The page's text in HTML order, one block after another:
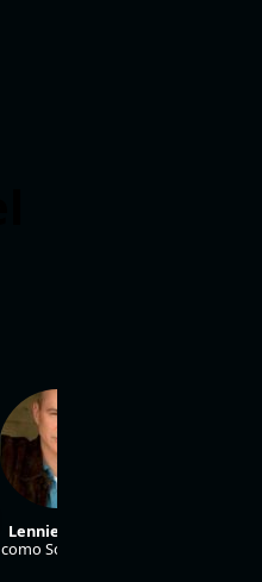
Lennie Loftin
como Soldier #1